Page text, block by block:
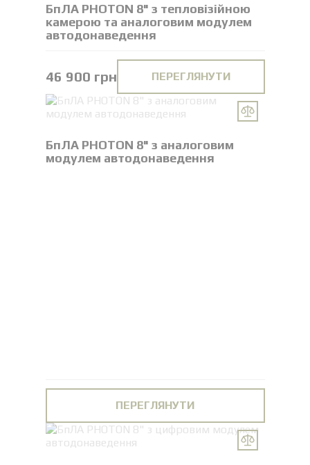
БпЛА PHOTON 8" з тепловізійною
камерою та аналоговим модулем
автодонаведення
46 900 грн ПЕРЕГЛЯНУТИ
БпЛА PHOTON 8" з аналоговим
модулем автодонаведення
ПЕРЕГЛЯНУТИ